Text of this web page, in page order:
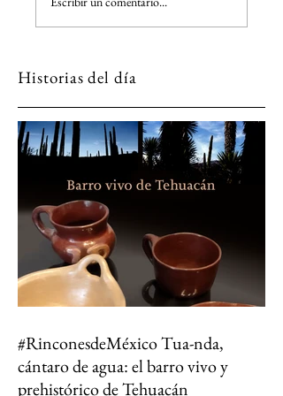
de moler, también deja
de latir un pueblo
Historias del día
#RinconesdeMéxico Tua-nda,
cántaro de agua: el barro vivo y
prehistórico de Tehuacán